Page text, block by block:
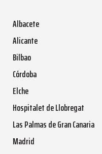
Albacete
Alicante
Bilbao
Córdoba
Elche
Hospitalet de Llobregat
Las Palmas de Gran Canaria
Madrid